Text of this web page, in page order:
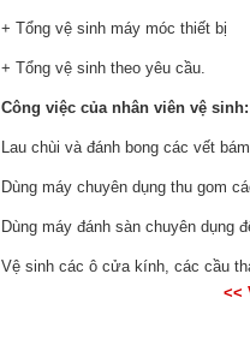
+ Tổng vệ sinh máy móc thiết bị
+ Tổng vệ sinh theo yêu cầu.
Công việc của nhân viên vệ sinh:
Lau chùi và đánh bong các vết
Dùng máy chuyên dụng thu gom
Dùng máy đánh sàn chuyên dụng
Vệ sinh các ô cửa kính, các cầu
<<